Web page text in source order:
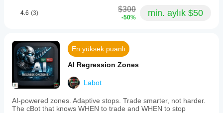
4.6 (3) $300
-50% min. aylık $50
En yüksek puanlı
AI Regression Zones
Labot
AI-powered zones. Adaptive stops. Trade smarter, not harder.
The cBot that knows WHEN to trade and WHEN to stop